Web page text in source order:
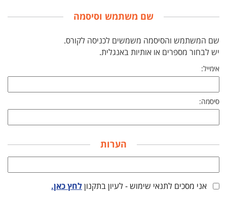
שם משתמש וסיסמה
שם המשתמש והסיסמה משמשים לכניסה לקורס.
יש לבחור מספרים או אותיות באנגלית.
אימייל:
סיסמה:
הערות
אני מסכים לתנאי שימוש - לעיון בתקנון לחץ כאן.